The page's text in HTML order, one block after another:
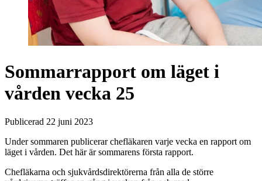
Sommarrapport om läget i
vården vecka 25
Publicerad 22 juni 2023
Under sommaren publicerar chefläkaren varje vecka en rapport om
läget i vården. Det här är sommarens första rapport.
Chefläkarna och sjukvårdsdirektörerna från alla de större